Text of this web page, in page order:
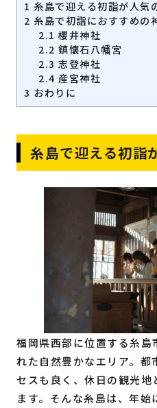
1 糸島で迎える初詣が人気
2 糸島で初詣におすすめの
2.1 櫻井神社
2.2 鎮懐石八幡宮
2.3 志登神社
2.4 産宮神社
3 おわりに
糸島で迎える初詣
福岡県西部に位置する糸島
れた自然豊かなエリア。都
セスも良く、休日の観光
ます。そんな糸島は、年始